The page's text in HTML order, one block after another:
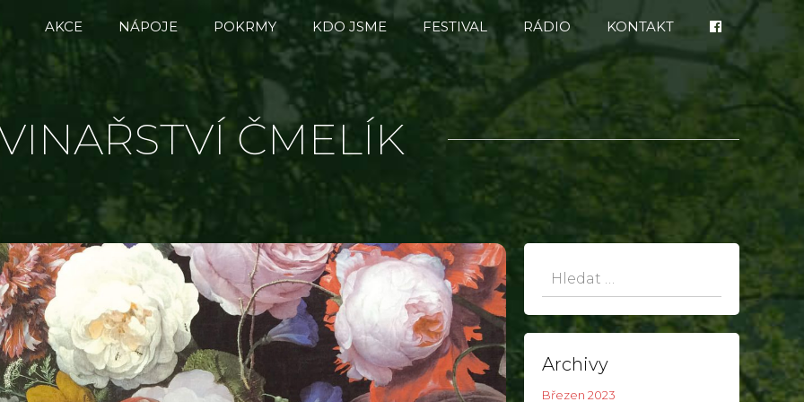
AKCE NÁPOJE POKRMY KDO JSME FESTIVAL RÁDIO KONTAKT
ČMELÍK
Hledat:
Archivy
Březen 2023